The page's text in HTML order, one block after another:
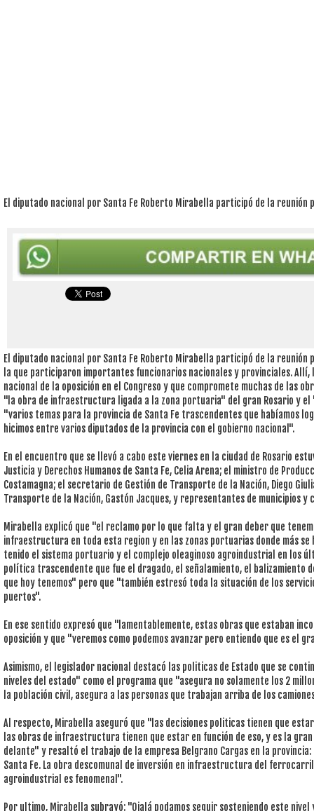
El diputado nacional por Santa Fe Roberto Mirabella participó de la reunión
El diputado nacional por Santa Fe Roberto Mirabella participó de la reunión
la que participaron importantes funcionarios nacionales y provinciales.
nacional de la oposición en el Congreso y que compromete muchas de las
"la obra de infraestructura ligada a la zona portuaria" del gran Rosario y el
"varios temas para la provincia de Santa Fe trascendentes que habíamos
hicimos entre varios diputados de la provincia con el gobierno nacional".
En el encuentro que se llevó a cabo este viernes en la ciudad de Rosario
Justicia y Derechos Humanos de Santa Fe, Celia Arena; el ministro de
Costamagna; el secretario de Gestión de Transporte de la Nación, Diego
Transporte de la Nación, Gastón Jacques, y representantes de municipios y
Mirabella explicó que "el reclamo por lo que falta y el gran deber que
infraestructura en toda esta region y en las zonas portuarias donde más se
tenido el sistema portuario y el complejo oleaginoso agroindustrial en los
política trascendente que fue el dragado, el señalamiento, el balizamiento
que hoy tenemos" pero que "también estresó toda la situación de los
puertos".
En ese sentido expresó que "lamentablemente, estas obras que estaban
oposición y que "veremos como podemos avanzar pero entiendo que es el
Asimismo, el legislador nacional destacó las politicas de Estado que se
niveles del estado" como el programa que "asegura no solamente los 2
la población civil, asegura a las personas que trabajan arriba de los
Al respecto, Mirabella aseguró que "las decisiones politicas tienen que
las obras de infraestructura tienen que estar en función de eso, y es la
delante" y resaltó el trabajo de la empresa Belgrano Cargas en la
Santa Fe. La obra descomunal de inversión en infraestructura del
agroindustrial es fenomenal".
Por ultimo, Mirabella subrayó: "Ojalá podamos seguir sosteniendo este